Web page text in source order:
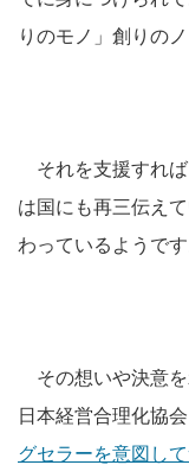
りのモノ」創りの
それを支援すれば
は国にも再三伝え
わっているようです
その想いや決意を
日本経営合理化協
グセラーを意図して